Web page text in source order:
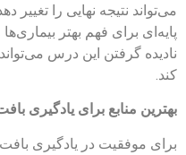
می‌تواند نتیجه نهایی را
پایه‌ای برای فهم بهتر
نادیده گرفتن این درس
کند.
بهترین منابع برای یادگیری
برای موفقیت در یادگیری